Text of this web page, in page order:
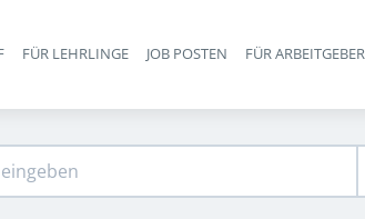
Haupt-Navigation
FÜR LEHRLINGE JOB POSTEN FÜR ARBEITGEBER